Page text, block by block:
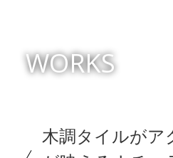
WORKS
木調タイルがア